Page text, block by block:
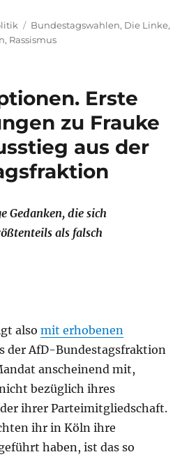
Schlagwörter
Bundestagswahlen, Die Linke,
, Rassismus
Erste
zu Frauke
aus der
Gedanken, die sich
als falsch
alsomit erhobenen
der AfD-Bundestagsfraktion
anscheinend mit,
bezüglich ihres
ihrer Parteimitgliedschaft.
ihr in Köln ihre
haben, ist das so